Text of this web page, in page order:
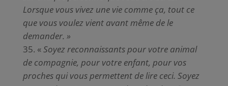
Lorsque vous vivez une vie comme ça, tout ce
que vous voulez vient avant même de le
demander. »
«Soyez reconnaissants pour votre animal
de compagnie, pour votre enfant, pour vos
proches qui vous permettent de lire ceci. Soyez